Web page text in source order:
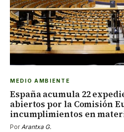
MEDIO AMBIENTE
España acumula 22
abiertos por la Comisión
incumplimientos en
Por Arantxa G.